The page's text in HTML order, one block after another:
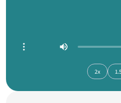
2x